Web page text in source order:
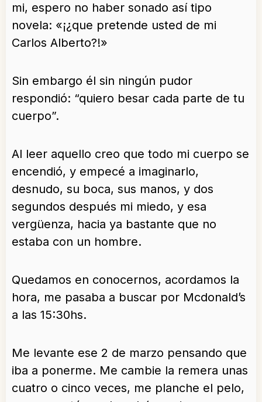
mi, espero no haber sonado así tipo
novela: «¡¿que pretende usted de mi
Carlos Alberto?!»
Sin embargo él sin ningún pudor
respondió: “quiero besar cada parte de tu
cuerpo”.
Al leer aquello creo que todo mi cuerpo se
encendió, y empecé a imaginarlo,
desnudo, su boca, sus manos, y dos
segundos después mi miedo, y esa
vergüenza, hacia ya bastante que no
estaba con un hombre.
Quedamos en conocernos, acordamos la
hora, me pasaba a buscar por Mcdonald’s
a las 15:30hs.
Me levante ese 2 de marzo pensando que
iba a ponerme. Me cambie la remera unas
cuatro o cinco veces, me planche el pelo,